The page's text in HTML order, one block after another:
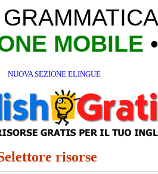
MOBILE
NUOVA SEZIONE ELINGUE
risorse